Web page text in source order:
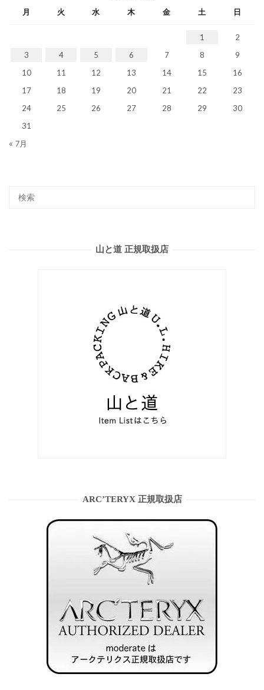
月 火 水 木 金 土 日
1
2
3
4 5 6 7 8
9
10
11 12 13 14 15
16
17
18 19 20 21 22
23
24
25 26 27 28 29
30
31
« 7月
山と道 正規取扱店
ARC’TERYX 正規取扱店